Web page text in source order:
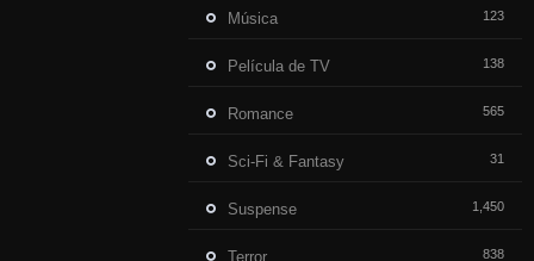
Música 123
Película de TV 138
Romance 565
Sci-Fi & Fantasy 31
Suspense 1,450
Terror 838